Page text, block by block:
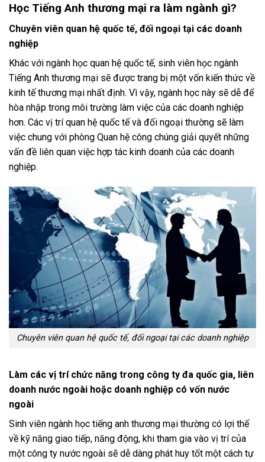
Học Tiếng Anh thương mại ra làm ngành gì?
Chuyên viên quan hệ quốc tế, đối ngoại tại các doanh
nghiệp
Khác với ngành học quan hệ quốc tế, sinh viên học ngành
Tiếng Anh thương mại sẽ được trang bị một vốn kiến thức về
kinh tế thương mại nhất định. Vì vậy, ngành học này sẽ dễ để
hòa nhập trong môi trường làm việc của các doanh nghiệp
hơn. Các vị trí quan hệ quốc tế và đối ngoại thường sẽ làm
việc chung với phòng Quan hệ công chúng giải quyết những
vấn đề liên quan việc hợp tác kinh doanh của các doanh
nghiệp.
Chuyên viên quan hệ quốc tế, đối ngoại tại các doanh nghiệp
Làm các vị trí chức năng trong công ty đa quốc gia, liên
doanh nước ngoài hoặc doanh nghiệp có vốn nước
ngoài
Sinh viên ngành học tiếng anh thương mại thường có lợi thế
về kỹ năng giao tiếp, năng động, khi tham gia vào vị trí của
một công ty nước ngoài sẽ dễ dàng phát huy tốt một cách tự